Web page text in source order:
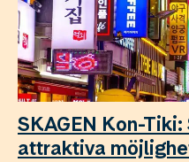
SKAGEN Kon-
attraktiva